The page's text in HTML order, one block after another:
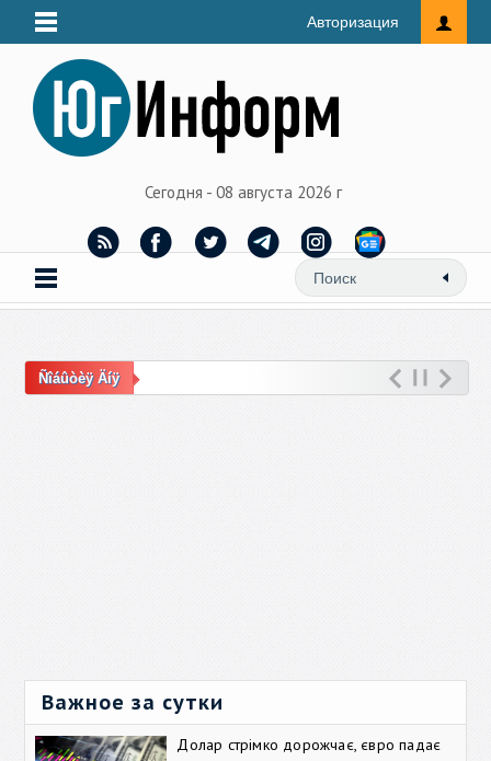
Авторизация
Сегодня - 08 августа 2026 г
Ñîáûòèÿ Äíÿ
Важное за сутки
Долар стрімко дорожчає, євро падає